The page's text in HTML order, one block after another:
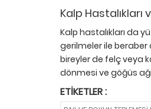
Kalp Hastalıkları
Kalp hastalıkları da
gerilmeler ile
bireyler de felç veya
dönmesi ve göğüs
ETIKETLER :